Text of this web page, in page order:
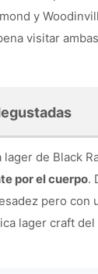
y
visitar
lager de Black
por el cuerpo.
pero con
lager craft